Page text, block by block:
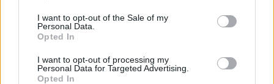
I want to opt-out of the Sale of my
Personal Data.
Opted In
I want to opt-out of processing my
Personal Data for Targeted Advertising.
Opted In
2024. október 03. 22:12 Megosztás Enyhe mínuszban
zártak az amerikai tőzsdék A vártnál erősebb amerikai ISM
szolgáltatói BMI kezdetben rontotta a piaci hangulatot az
amerikai tőzsdéken a nyitás után, de aztán a zárásra
amellett is kicsit felfelé...